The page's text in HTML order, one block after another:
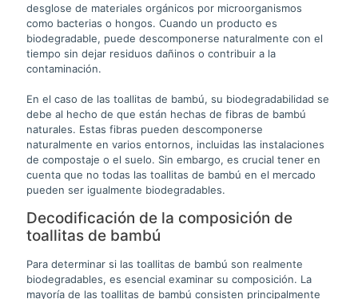
desglose de materiales orgánicos por microorganismos
como bacterias o hongos. Cuando un producto es
biodegradable, puede descomponerse naturalmente con el
tiempo sin dejar residuos dañinos o contribuir a la
contaminación.
En el caso de las toallitas de bambú, su biodegradabilidad se
debe al hecho de que están hechas de fibras de bambú
naturales. Estas fibras pueden descomponerse
naturalmente en varios entornos, incluidas las instalaciones
de compostaje o el suelo. Sin embargo, es crucial tener en
cuenta que no todas las toallitas de bambú en el mercado
pueden ser igualmente biodegradables.
Decodificación de la composición de
toallitas de bambú
Para determinar si las toallitas de bambú son realmente
biodegradables, es esencial examinar su composición. La
mayoría de las toallitas de bambú consisten principalmente